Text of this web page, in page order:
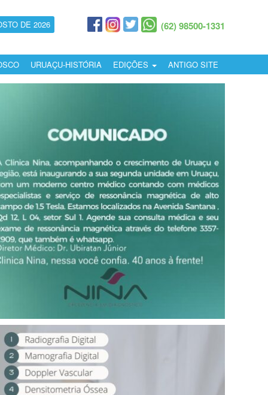
DE 2026 (62) 98500-1331
URUAÇU-HISTÓRIA EDIÇÕES ANTIGO SITE